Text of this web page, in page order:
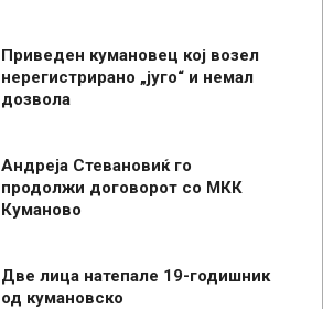
Приведен кумановец кој возел
нерегистрирано „југо“ и немал
дозвола
Андреја Стевановиќ го
продолжи договорот со МКК
Куманово
Две лица натепале 19-годишник
од кумановско